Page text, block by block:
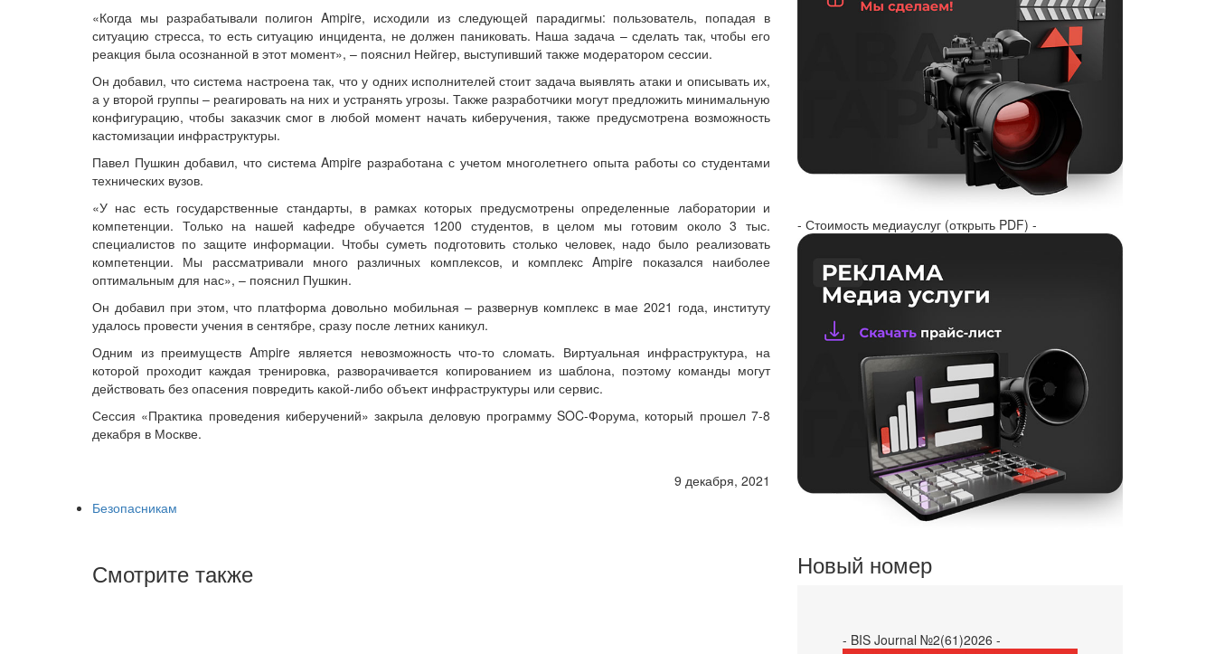
«Когда мы разрабатывали полигон Ampire, исходили из следующей парадигмы: пользователь, попадая в
ситуацию стресса, то есть ситуацию инцидента, не должен паниковать. Наша задача – сделать так, чтобы его
реакция была осознанной в этот момент», – пояснил Нейгер, выступивший также модератором сессии.
Он добавил, что система настроена так, что у одних исполнителей стоит задача выявлять атаки и описывать их,
а у второй группы – реагировать на них и устранять угрозы. Также разработчики могут предложить минимальную
конфигурацию, чтобы заказчик смог в любой момент начать киберучения, также предусмотрена возможность
кастомизации инфраструктуры.
Павел Пушкин добавил, что система Ampire разработана с учетом многолетнего опыта работы со студентами
технических вузов.
«У нас есть государственные стандарты, в рамках которых предусмотрены определенные лаборатории и
компетенции. Только на нашей кафедре обучается 1200 студентов, в целом мы готовим около 3 тыс.
специалистов по защите информации. Чтобы суметь подготовить столько человек, надо было реализовать
компетенции. Мы рассматривали много различных комплексов, и комплекс Ampire показался наиболее
оптимальным для нас», – пояснил Пушкин.
Он добавил при этом, что платформа довольно мобильная – развернув комплекс в мае 2021 года, институту
удалось провести учения в сентябре, сразу после летних каникул.
Одним из преимуществ Ampire является невозможность что-то сломать. Виртуальная инфраструктура, на
которой проходит каждая тренировка, разворачивается копированием из шаблона, поэтому команды могут
действовать без опасения повредить какой-либо объект инфраструктуры или сервис.
Сессия «Практика проведения киберучений» закрыла деловую программу SOC-Форума, который прошел 7-8
декабря в Москве.
9 декабря, 2021
Безопасникам
Смотрите также
- Стоимость медиауслуг (открыть PDF) -
Новый номер
- BIS Journal №2(61)2026 -